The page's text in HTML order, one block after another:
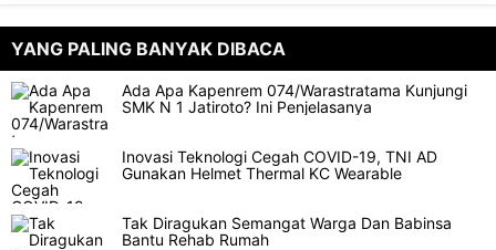
YANG PALING BANYAK DIBACA
Ada Apa Kapenrem 074/Warastratama Kunjungi
SMK N 1 Jatiroto? Ini Penjelasanya
Inovasi Teknologi Cegah COVID-19, TNI AD
Gunakan Helmet Thermal KC Wearable
Tak Diragukan Semangat Warga Dan Babinsa
Bantu Rehab Rumah